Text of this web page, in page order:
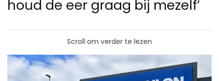
houd de eer graag bij mezelf’
Scroll om verder te lezen